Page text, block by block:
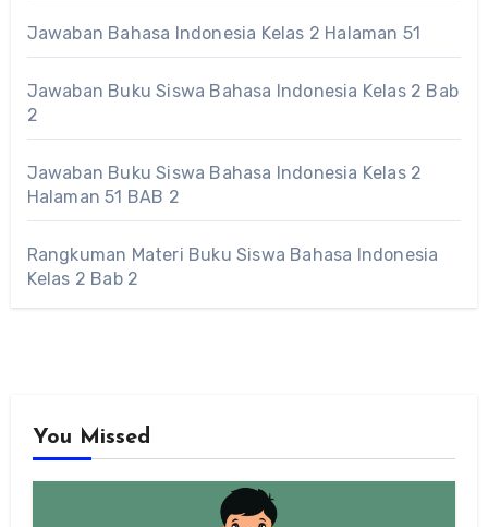
Jawaban Bahasa Indonesia Kelas 2 Halaman 51
Jawaban Buku Siswa Bahasa Indonesia Kelas 2 Bab
2
Jawaban Buku Siswa Bahasa Indonesia Kelas 2
Halaman 51 BAB 2
Rangkuman Materi Buku Siswa Bahasa Indonesia
Kelas 2 Bab 2
You Missed